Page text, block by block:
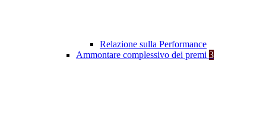
Relazione sulla Performance
Ammontare complessivo dei premi 3